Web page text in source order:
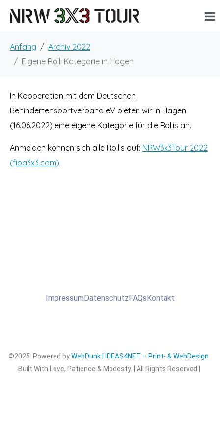
Anfang
Archiv 2022
Eigene Rolli Kategorie in Hagen
In Kooperation mit dem Deutschen
Behindertensportverband eV bieten wir in Hagen
(16.06.2022) eine eigene Kategorie für die Rollis an.
Anmelden können sich alle Rollis auf: NRW3x3Tour 2022
(fiba3x3.com)
ImpressumDatenschutzFAQsKontakt
©2025 Powered byWebDunk | IDEAS4NET – Print- & WebDesign
Built With Love, Patience & Modesty. | All Rights Reserved |